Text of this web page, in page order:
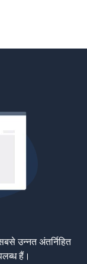
उन्नत अंतर्निहित
हैं।